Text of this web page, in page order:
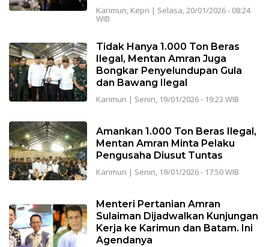
Karimun, Kepri | Selasa, 20/01/2026 - 08:24
WIB
Tidak Hanya 1.000 Ton Beras
Ilegal, Mentan Amran Juga
Bongkar Penyelundupan Gula
dan Bawang Ilegal
Karimun | Senin, 19/01/2026 - 19:23 WIB
Amankan 1.000 Ton Beras Ilegal,
Mentan Amran Minta Pelaku
Pengusaha Diusut Tuntas
Karimun | Senin, 19/01/2026 - 17:50 WIB
Menteri Pertanian Amran
Sulaiman Dijadwalkan Kunjungan
Kerja ke Karimun dan Batam. Ini
Agendanya